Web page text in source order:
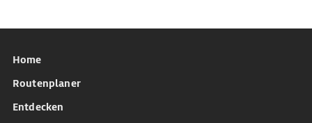
Home
Routenplaner
Entdecken